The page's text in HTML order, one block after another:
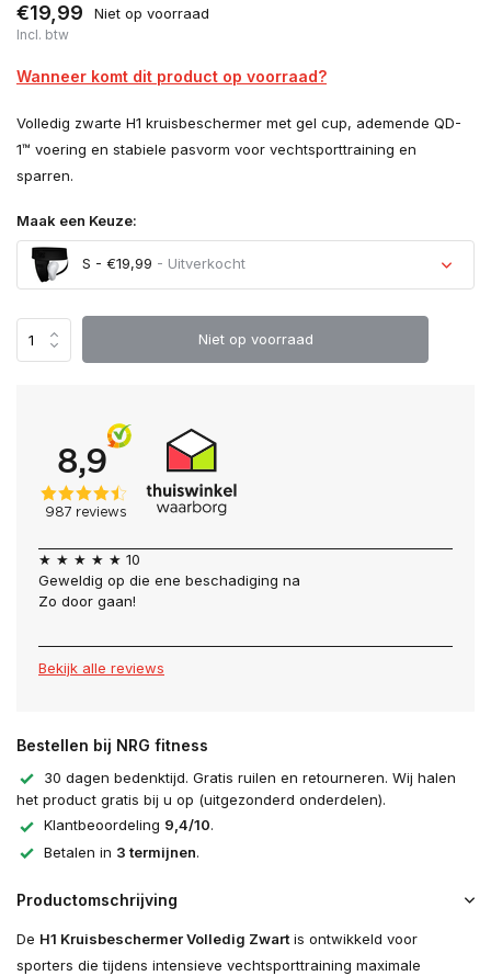
€19,99 Niet op voorraad
Incl. btw
Wanneer komt dit product op voorraad?
Volledig zwarte H1 kruisbeschermer met gel cup, ademende QD-
1™ voering en stabiele pasvorm voor vechtsporttraining en
sparren.
Maak een Keuze:
S - €19,99 - Uitverkocht
Uitverkocht
Niet op voorraad
★ ★ ★ ★ ★ 10
Geweldig op die ene beschadiging na
Zo door gaan!
Bekijk alle reviews
Bestellen bij NRG fitness
30 dagen bedenktijd. Gratis ruilen en retourneren. Wij halen
het product gratis bij u op (uitgezonderd onderdelen).
Klantbeoordeling 9,4/10.
Betalen in 3 termijnen.
Productomschrijving
De H1 Kruisbeschermer Volledig Zwartis ontwikkeld voor
sporters die tijdens intensieve vechtsporttraining maximale